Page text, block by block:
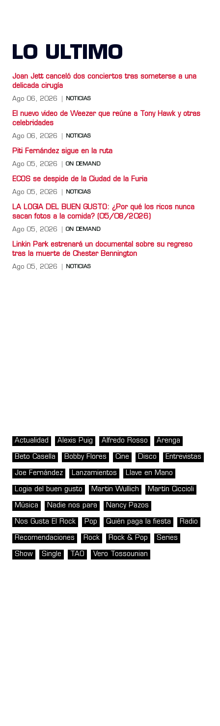
LO ULTIMO
Joan Jett canceló dos conciertos tras someterse a una
delicada cirugía
Ago 06, 2026 NOTICIAS
El nuevo video de Weezer que reúne a Tony Hawk y otras
celebridades
Ago 06, 2026 NOTICIAS
Piti Fernández sigue en la ruta
Ago 05, 2026 ON DEMAND
ECOS se despide de la Ciudad de la Furia
Ago 05, 2026 NOTICIAS
LA LOGIA DEL BUEN GUSTO: ¿Por qué los ricos nunca
sacan fotos a la comida? (05/08/2026)
Ago 05, 2026 ON DEMAND
Linkin Park estrenará un documental sobre su regreso
tras la muerte de Chester Bennington
Ago 05, 2026 NOTICIAS
Actualidad Alexis Puig Alfredo Rosso Arenga
Beto Casella Bobby Flores Cine Disco Entrevistas
Joe Fernández Lanzamientos Llave en Mano
Logia del buen gusto Martin Wullich Martín Ciccioli
Música Nadie nos para Nancy Pazos
Nos Gusta El Rock Pop Quién paga la fiesta Radio
Recomendaciones Rock Rock & Pop Series
Show Single TAO Vero Tossounian